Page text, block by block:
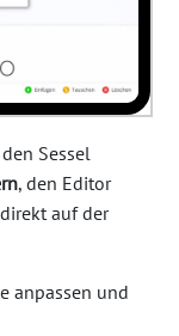
Sessel
, den Editor
auf der
anpassen und